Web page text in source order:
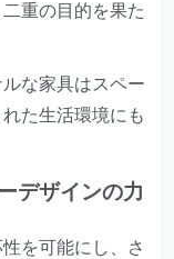
重の目的を果た
な家具はスペー
た生活環境にも
デザインの力
を可能にし、さ